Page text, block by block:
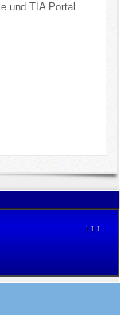
und TIA Portal
↑↑↑